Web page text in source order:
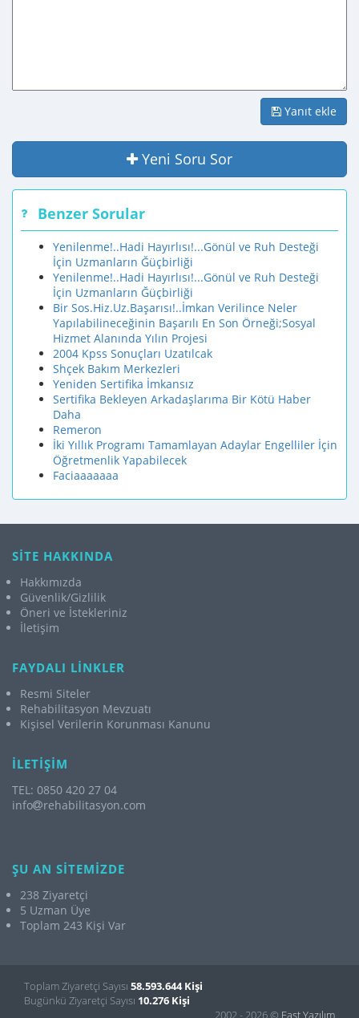
Yanıt ekle
Yeni Soru Sor
Benzer Sorular
Yenilenme!..Hadi Hayırlısı!...Gönül ve Ruh Desteği
İçin Uzmanların Ğüçbirliği
Yenilenme!..Hadi Hayırlısı!...Gönül ve Ruh Desteği
İçin Uzmanların Ğüçbirliği
Bir Sos.Hiz.Uz.Başarısı!..İmkan Verilince Neler
Yapılabilineceğinin Başarılı En Son Örneği;Sosyal
Hizmet Alanında Yılın Projesi
2004 Kpss Sonuçları Uzatılcak
Shçek Bakım Merkezleri
Yeniden Sertifika İmkansız
Sertifika Bekleyen Arkadaşlarıma Bir Kötü Haber
Daha
Remeron
İki Yıllık Programı Tamamlayan Adaylar Engelliler İçin
Öğretmenlik Yapabilecek
Faciaaaaaaa
SİTE HAKKINDA
Hakkımızda
Güvenlik/Gizlilik
Öneri ve İstekleriniz
İletişim
FAYDALI LİNKLER
Resmi Siteler
Rehabilitasyon Mevzuatı
Kişisel Verilerin Korunması Kanunu
İLETİŞİM
TEL: 0850 420 27 04
info
rehabilitasyon.com
ŞU AN SİTEMİZDE
238 Ziyaretçi
5 Uzman Üye
Toplam 243 Kişi Var
Toplam Ziyaretçi Sayısı 58.593.644 Kişi
Bugünkü Ziyaretçi Sayısı 10.276 Kişi
2002 - 2026 © Fast Yazılım